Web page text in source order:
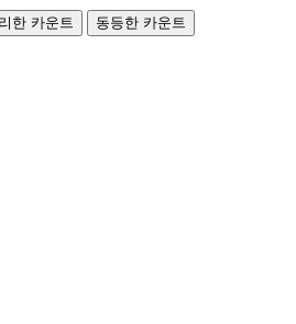
한 카운트
동등한 카운트